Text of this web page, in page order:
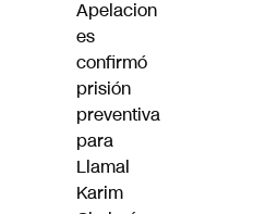
Apelacion
es
confirmó
prisión
preventiva
para
Llamal
Karim